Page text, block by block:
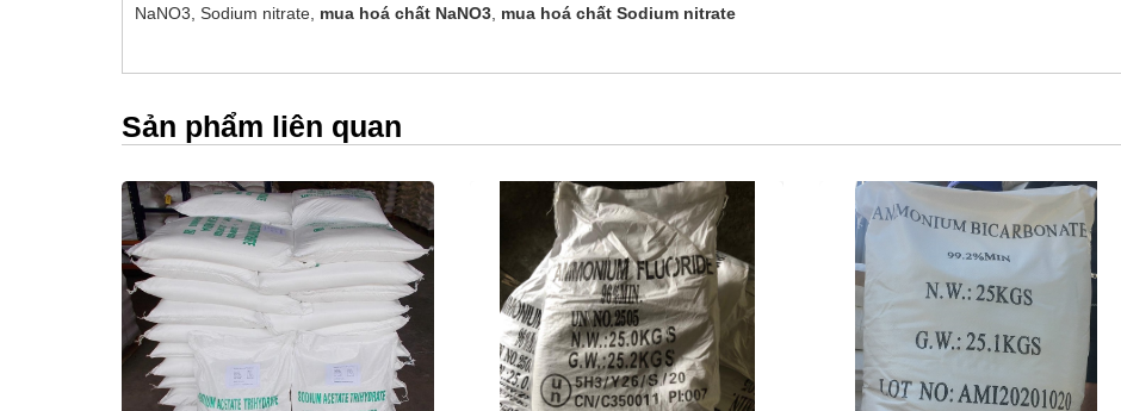
NaNO3, Sodium nitrate, mua hoá chất NaNO3 mua hoá chất Sodium nitrate
Sản phẩm liên quan